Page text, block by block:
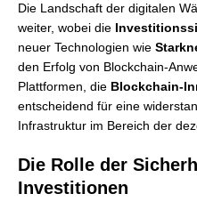
Die Landschaft der digitalen
weiter, wobei die
neuer Technologien wie
den Erfolg von Blockchain-
Plattformen, die Blockchain-
entscheidend für eine
Infrastruktur im Bereich der
Die Rolle der
Investitionen